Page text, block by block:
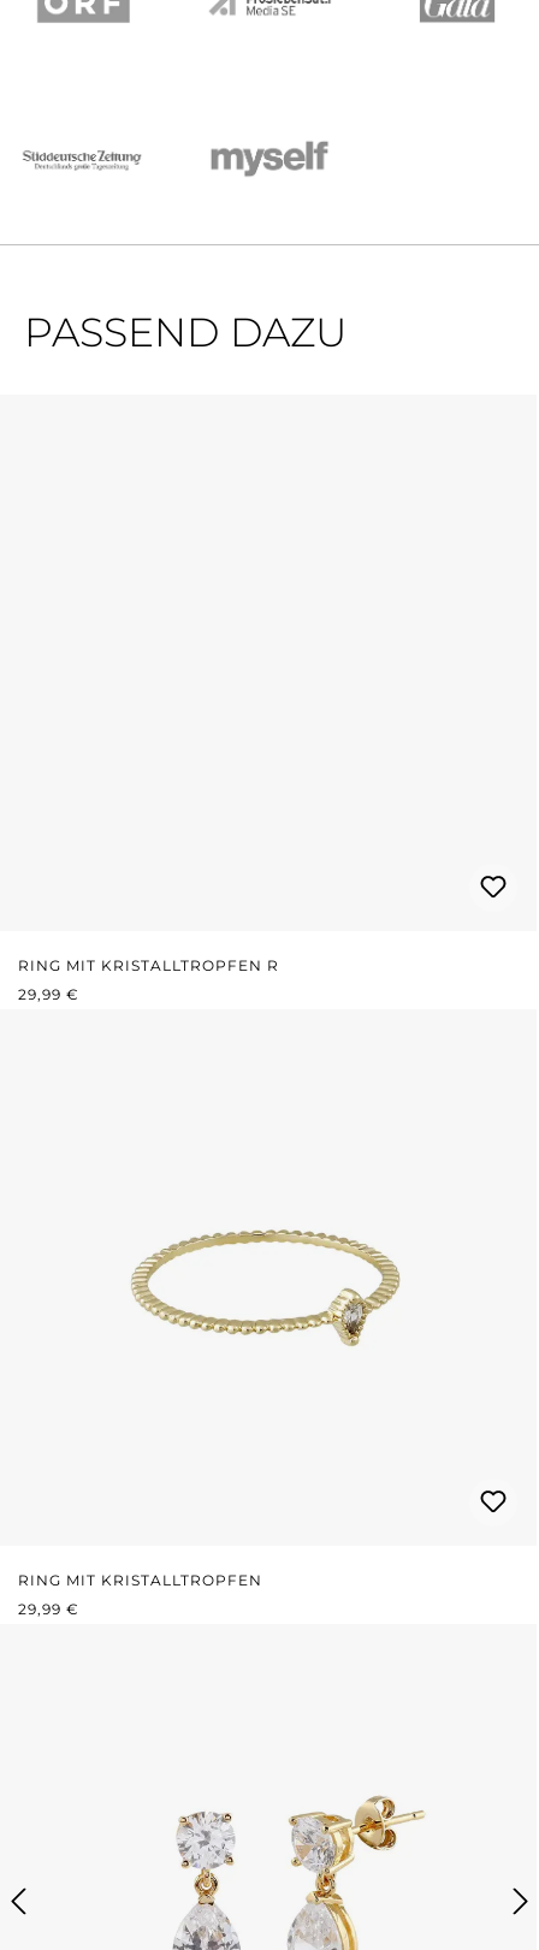
PASSEND DAZU
RING MIT KRISTALLTROPFEN R
REGULÄRER PREIS:
29,99 €
RING MIT KRISTALLTROPFEN
REGULÄRER PREIS:
29,99 €